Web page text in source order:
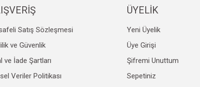
Satış Sözleşmesi
ve Güvenlik
ve İade Şartları
Veriler Politikası
ÜYELİK
Yeni Üyelik
Üye Girişi
Şifremi Unuttum
Sepetiniz